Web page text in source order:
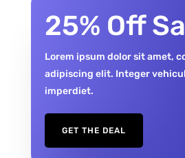
25% Off
Lorem ipsum dolor sit amet,
adipiscing elit. Integer
imperdiet.
GET THE DEAL